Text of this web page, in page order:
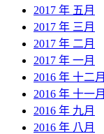
2017 年 五月
2017 年 三月
2017 年 二月
2017 年 一月
2016 年 十二月
2016 年 十一月
2016 年 九月
2016 年 八月